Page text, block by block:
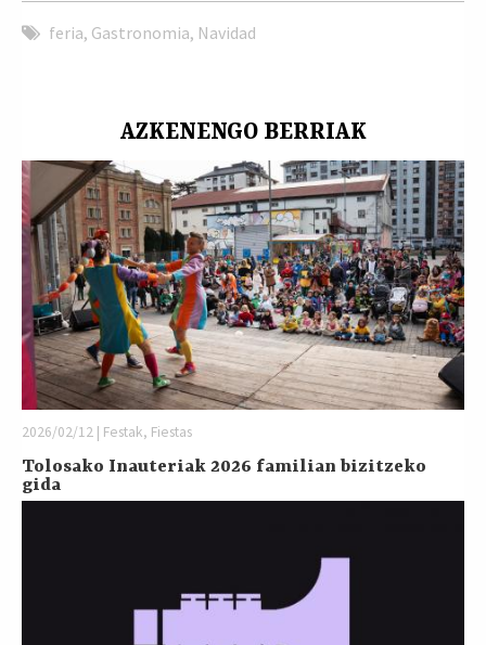
feria, Gastronomia, Navidad
AZKENENGO BERRIAK
2026/02/12 | Festak, Fiestas
Tolosako Inauteriak 2026 familian bizitzeko
gida